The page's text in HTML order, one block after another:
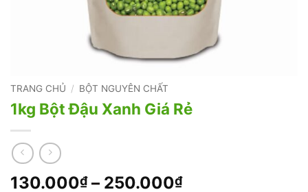
TRANG CHỦ / BỘT NGUYÊN CHẤT
1kg Bột Đậu Xanh Giá Rẻ
130.000₫ – 250.000₫Khoảng